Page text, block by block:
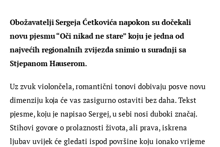
Obožavatelji Sergeja Ćetkovića napokon su dočekali
novu pjesmu “Oči nikad ne stare” koju je jedna od
najvećih regionalnih zvijezda snimio u suradnji sa
Stjepanom Hauserom.
Uz zvuk violončela, romantični tonovi dobivaju posve novu
dimenziju koja će vas zasigurno ostaviti bez daha. Tekst
pjesme, koju je napisao Sergej, u sebi nosi duboki značaj.
Stihovi govore o prolaznosti života, ali prava, iskrena
ljubav uvijek će gledati ispod površine koju ionako vrijeme